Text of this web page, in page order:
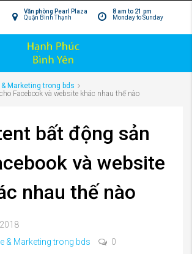
8 am to 21 pm
Monday to Sunday
Văn phòng Pearl Plaza
Quận Bình Thạnh
& Marketing trong bds
Facebook và website khác nhau thế nào
bất động sản
và website
nhau thế nào
& Marketing trong bds
0